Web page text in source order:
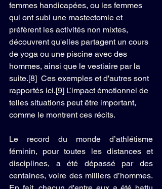
femmes handicapées, ou les femmes
qui ont subi une mastectomie et
préfèrent les activités non mixtes,
découvrent qu'elles partagent un cours
de yoga ou une piscine avec des
hommes, ainsi que le vestiaire par la
suite.[8]  Ces exemples et d'autres sont
rapportés ici.[9] L’impact émotionnel de
telles situations peut être important,
comme le montrent ces récits.
Le record du monde d’athlétisme
féminin, pour toutes les distances et
disciplines, a été dépassé par des
centaines, voire des milliers d’hommes.